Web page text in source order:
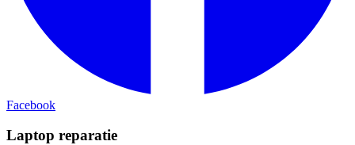
Facebook
Laptop reparatie